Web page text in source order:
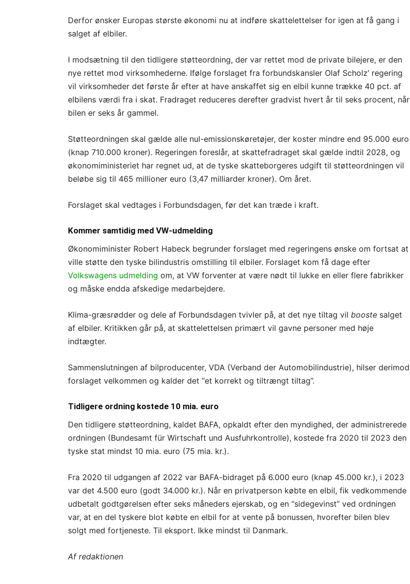
Derfor ønsker Europas største økonomi nu at indføre skattelettelser for igen at få gang i
salget af elbiler.
I modsætning til den tidligere støtteordning, der var rettet mod de private bilejere, er den
nye rettet mod virksomhederne. Ifølge forslaget fra forbundskansler Olaf Scholz’ regering
vil virksomheder det første år efter at have anskaffet sig en elbil kunne trække 40 pct. af
elbilens værdi fra i skat. Fradraget reduceres derefter gradvist hvert år til seks procent, når
bilen er seks år gammel.
Støtteordningen skal gælde alle nul-emissionskøretøjer, der koster mindre end 95.000 euro
(knap 710.000 kroner). Regeringen foreslår, at skattefradraget skal gælde indtil 2028, og
økonomiministeriet har regnet ud, at de tyske skatteborgeres udgift til støtteordningen vil
beløbe sig til 465 millioner euro (3,47 milliarder kroner). Om året.
Forslaget skal vedtages i Forbundsdagen, før det kan træde i kraft.
Kommer samtidig med VW-udmelding
Økonomiminister Robert Habeck begrunder forslaget med regeringens ønske om fortsat at
ville støtte den tyske bilindustris omstilling til elbiler. Forslaget kom få dage efter
Volkswagens udmelding om, at VW forventer at være nødt til lukke en eller flere fabrikker
og måske endda afskedige medarbejdere.
Klima-græsrødder og dele af Forbundsdagen tvivler på, at det nye tiltag vil booste salget
af elbiler. Kritikken går på, at skattelettelsen primært vil gavne personer med høje
indtægter.
Sammenslutningen af bilproducenter, VDA (Verband der Automobilindustrie), hilser derimod
forslaget velkommen og kalder det “et korrekt og tiltrængt tiltag”.
Tidligere ordning kostede 10 mia. euro
Den tidligere støtteordning, kaldet BAFA, opkaldt efter den myndighed, der administrerede
ordningen (Bundesamt für Wirtschaft und Ausfuhrkontrolle), kostede fra 2020 til 2023 den
tyske stat mindst 10 mia. euro (75 mia. kr.).
Fra 2020 til udgangen af 2022 var BAFA-bidraget på 6.000 euro (knap 45.000 kr.), i 2023
var det 4.500 euro (godt 34.000 kr.). Når en privatperson købte en elbil, fik vedkommende
udbetalt godtgørelsen efter seks måneders ejerskab, og en “sidegevinst” ved ordningen
var, at en del tyskere blot købte en elbil for at vente på bonussen, hvorefter bilen blev
solgt med fortjeneste. Til eksport. Ikke mindst til Danmark.
Af redaktionen